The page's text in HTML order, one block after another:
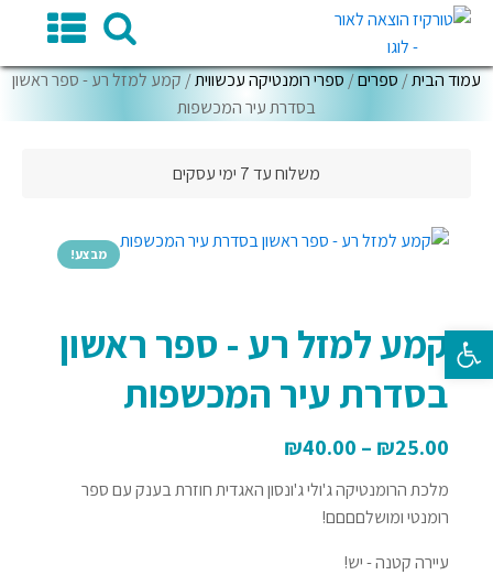
עמוד הבית/ ספרים/ ספרי רומנטיקה עכשווית/ קמע למזל רע - ספר ראשון
בסדרת עיר המכשפות
משלוח עד 7 ימי עסקים
מבצע!
קמע למזל רע - ספר ראשון
בסדרת עיר המכשפות
₪25.00
–
₪40.00
מלכת הרומנטיקה ג'ולי ג'ונסון האגדית חוזרת בענק עם ספר
רומנטי ומושלםםםם!
עיירה קטנה - יש!
פתח סרגל נגישות